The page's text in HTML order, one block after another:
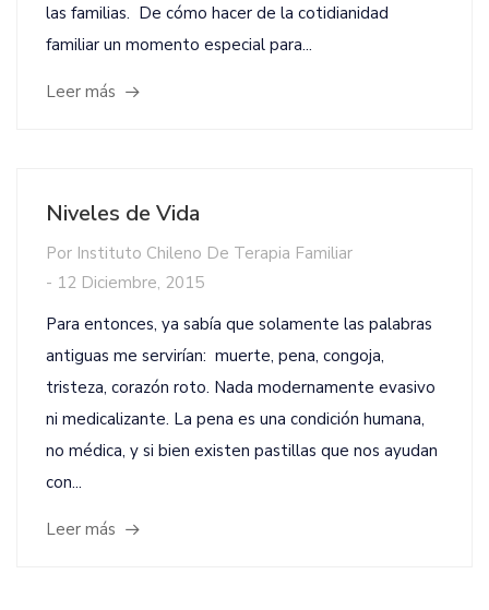
las familias. De cómo hacer de la cotidianidad
familiar un momento especial para...
Leer más
Niveles de Vida
Por Instituto Chileno De Terapia Familiar
- 12 Diciembre, 2015
Para entonces, ya sabía que solamente las palabras
antiguas me servirían: muerte, pena, congoja,
tristeza, corazón roto. Nada modernamente evasivo
ni medicalizante. La pena es una condición humana,
no médica, y si bien existen pastillas que nos ayudan
con...
Leer más